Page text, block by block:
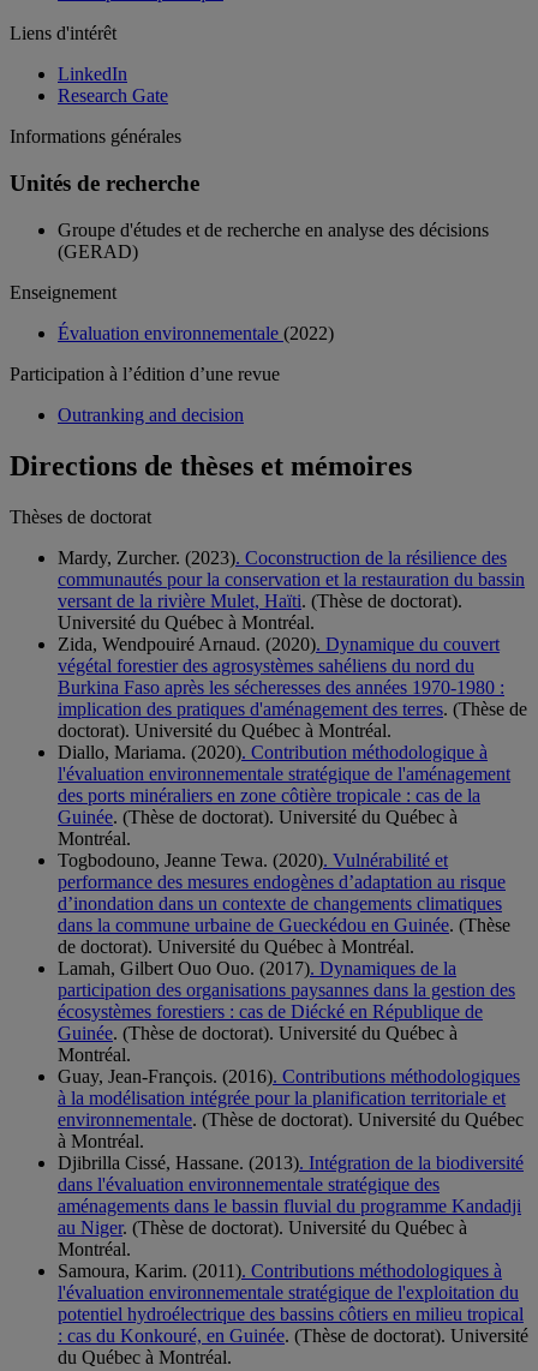
Liens d'intérêt
LinkedIn
Research Gate
Informations générales
Unités de recherche
Groupe d'études et de recherche en analyse des décisions
(GERAD)
Enseignement
Évaluation environnementale (2022)
Participation à l’édition d’une revue
Outranking and decision
Directions de thèses et mémoires
Thèses de doctorat
Mardy, Zurcher. (2023). Coconstruction de la résilience des
communautés pour la conservation et la restauration du bassin
versant de la rivière Mulet, Haïti. (Thèse de doctorat).
Université du Québec à Montréal.
Zida, Wendpouiré Arnaud. (2020). Dynamique du couvert
végétal forestier des agrosystèmes sahéliens du nord du
Burkina Faso après les sécheresses des années 1970-1980 :
implication des pratiques d'aménagement des terres. (Thèse de
doctorat). Université du Québec à Montréal.
Diallo, Mariama. (2020). Contribution méthodologique à
l'évaluation environnementale stratégique de l'aménagement
des ports minéraliers en zone côtière tropicale : cas de la
Guinée. (Thèse de doctorat). Université du Québec à
Montréal.
Togbodouno, Jeanne Tewa. (2020). Vulnérabilité et
performance des mesures endogènes d’adaptation au risque
d’inondation dans un contexte de changements climatiques
dans la commune urbaine de Gueckédou en Guinée. (Thèse
de doctorat). Université du Québec à Montréal.
Lamah, Gilbert Ouo Ouo. (2017). Dynamiques de la
participation des organisations paysannes dans la gestion des
écosystèmes forestiers : cas de Diécké en République de
Guinée. (Thèse de doctorat). Université du Québec à
Montréal.
Guay, Jean-François. (2016). Contributions méthodologiques
à la modélisation intégrée pour la planification territoriale et
environnementale. (Thèse de doctorat). Université du Québec
à Montréal.
Djibrilla Cissé, Hassane. (2013). Intégration de la biodiversité
dans l'évaluation environnementale stratégique des
aménagements dans le bassin fluvial du programme Kandadji
au Niger. (Thèse de doctorat). Université du Québec à
Montréal.
Samoura, Karim. (2011). Contributions méthodologiques à
l'évaluation environnementale stratégique de l'exploitation du
potentiel hydroélectrique des bassins côtiers en milieu tropical
: cas du Konkouré, en Guinée. (Thèse de doctorat). Université
du Québec à Montréal.